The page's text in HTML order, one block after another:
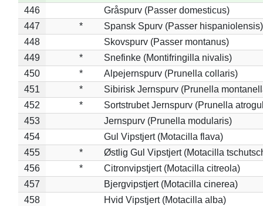
446
Gråspurv (Passer domesticus)
447
*
Spansk Spurv (Passer hispaniolensis)
448
Skovspurv (Passer montanus)
449
*
Snefinke (Montifringilla nivalis)
450
*
Alpejernspurv (Prunella collaris)
451
*
Sibirisk Jernspurv (Prunella
452
*
Sortstrubet Jernspurv (Prunella
453
Jernspurv (Prunella modularis)
454
Gul Vipstjert (Motacilla flava)
455
*
Østlig Gul Vipstjert (Motacilla
456
*
Citronvipstjert (Motacilla citreola)
457
Bjergvipstjert (Motacilla cinerea)
458
Hvid Vipstjert (Motacilla alba)